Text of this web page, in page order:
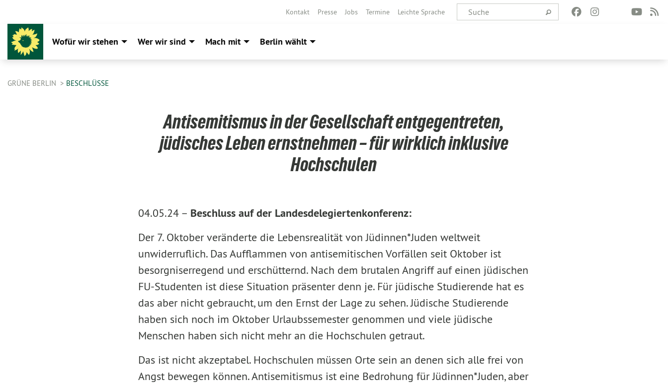
Kontakt Presse Jobs Termine Leichte Sprache
Wofür wir stehen Wer wir sind Mach mit Berlin wählt
GRÜNE BERLIN BESCHLÜSSE
Antisemitismus in der Gesellschaft entgegentreten,
jüdisches Leben ernstnehmen – für wirklich inklusive
Hochschulen
04.05.24 – Beschluss auf der Landesdelegiertenkonferenz:
Der 7. Oktober veränderte die Lebensrealität von Jüdinnen*Juden weltweit
unwiderruflich. Das Aufflammen von antisemitischen Vorfällen seit Oktober ist
besorgniserregend und erschütternd. Nach dem brutalen Angriff auf einen jüdischen
FU-Studenten ist diese Situation präsenter denn je. Für jüdische Studierende hat es
das aber nicht gebraucht, um den Ernst der Lage zu sehen. Jüdische Studierende
haben sich noch im Oktober Urlaubssemester genommen und viele jüdische
Menschen haben sich nicht mehr an die Hochschulen getraut.
Das ist nicht akzeptabel. Hochschulen müssen Orte sein an denen sich alle frei von
Angst bewegen können. Antisemitismus ist eine Bedrohung für Jüdinnen*Juden, aber